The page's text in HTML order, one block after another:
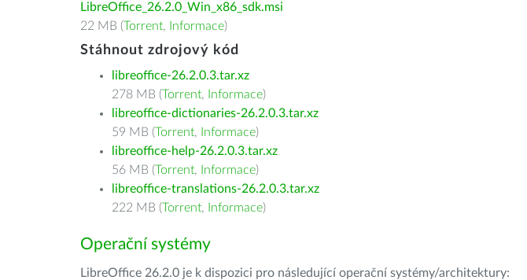
LibreOffice_26.2.0_Win_x86_sdk.msi
22 MB (Torrent, Informace)
Stáhnout zdrojový kód
libreoffice-26.2.0.3.tar.xz
278 MB (Torrent, Informace)
libreoffice-dictionaries-26.2.0.3.tar.xz
59 MB (Torrent, Informace)
libreoffice-help-26.2.0.3.tar.xz
56 MB (Torrent, Informace)
libreoffice-translations-26.2.0.3.tar.xz
222 MB (Torrent, Informace)
Operační systémy
LibreOffice 26.2.0 je k dispozici pro následující operační systémy/architektury: